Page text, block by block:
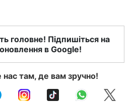
головне! Підпишіться на
в Google!
там, де вам зручно!